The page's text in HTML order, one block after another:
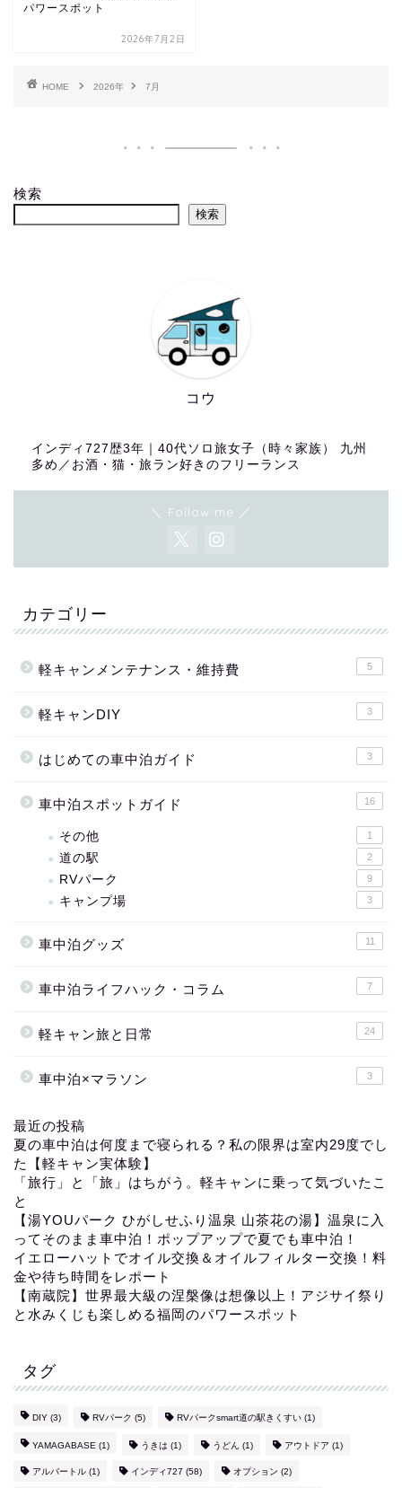
パワースポット
2026年7月2日
HOME 2026年 7月
検索
検索
コウ
インディ727歴3年｜40代ソロ旅女子（時々家族） 九州
多め／お酒・猫・旅ラン好きのフリーランス
＼ Follow me ／
カテゴリー
軽キャンメンテナンス・維持費 5
軽キャンDIY 3
はじめての車中泊ガイド 3
車中泊スポットガイド 16
その他 1
道の駅 2
RVパーク 9
キャンプ場 3
車中泊グッズ 11
車中泊ライフハック・コラム 7
軽キャン旅と日常 24
車中泊×マラソン 3
最近の投稿
夏の車中泊は何度まで寝られる？私の限界は室内29度でし
た【軽キャン実体験】
「旅行」と「旅」はちがう。軽キャンに乗って気づいたこ
と
【湯YOUパーク ひがしせふり温泉 山茶花の湯】温泉に入
ってそのまま車中泊！ポップアップで夏でも車中泊！
イエローハットでオイル交換＆オイルフィルター交換！料
金や待ち時間をレポート
【南蔵院】世界最大級の涅槃像は想像以上！アジサイ祭り
と水みくじも楽しめる福岡のパワースポット
タグ
DIY (3) RVパーク (5) RVパークsmart道の駅きくすい (1)
YAMAGABASE (1) うきは (1) うどん (1) アウトドア (1)
アルバートル (1) インディ727 (58) オプション (2)